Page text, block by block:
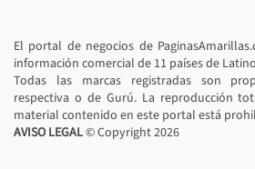
El portal de negocios de
información comercial de 11 países de
Todas las marcas registradas son
respectiva o de Gurú. La reproducción
material contenido en este portal está
AVISO LEGAL© Copyright2026